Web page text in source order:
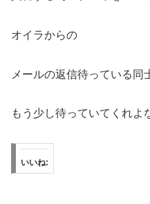
オイラからの
メールの返信待っている同
もう少し待っていてくれよ
いいね: